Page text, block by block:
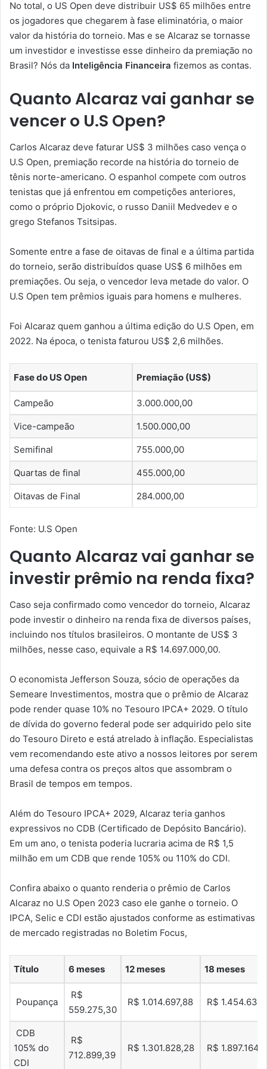
No total, o US Open deve distribuir US$ 65 milhões entre
os jogadores que chegarem à fase eliminatória, o maior
valor da história do torneio. Mas e se Alcaraz se tornasse
um investidor e investisse esse dinheiro da premiação no
Brasil? Nós da Inteligência Financeira fizemos as contas.
Quanto Alcaraz vai ganhar se
vencer o U.S Open?
Carlos Alcaraz deve faturar US$ 3 milhões caso vença o
U.S Open, premiação recorde na história do torneio de
tênis norte-americano. O espanhol compete com outros
tenistas que já enfrentou em competições anteriores,
como o próprio Djokovic, o russo Daniil Medvedev e o
grego Stefanos Tsitsipas.
Somente entre a fase de oitavas de final e a última partida
do torneio, serão distribuídos quase US$ 6 milhões em
premiações. Ou seja, o vencedor leva metade do valor. O
U.S Open tem prêmios iguais para homens e mulheres.
Foi Alcaraz quem ganhou a última edição do U.S Open, em
2022. Na época, o tenista faturou US$ 2,6 milhões.
Fase do US Open Premiação (US$)
Campeão 3.000.000,00
Vice-campeão 1.500.000,00
Semifinal 755.000,00
Quartas de final 455.000,00
Oitavas de Final 284.000,00
Fonte: U.S Open
Quanto Alcaraz vai ganhar se
investir prêmio na renda fixa?
Caso seja confirmado como vencedor do torneio, Alcaraz
pode investir o dinheiro na renda fixa de diversos países,
incluindo nos títulos brasileiros. O montante de US$ 3
milhões, nesse caso, equivale a R$ 14.697.000,00.
O economista Jefferson Souza, sócio de operações da
Semeare Investimentos, mostra que o prêmio de Alcaraz
pode render quase 10% no Tesouro IPCA+ 2029. O título
de dívida do governo federal pode ser adquirido pelo site
do Tesouro Direto e está atrelado à inflação. Especialistas
vem recomendando este ativo a nossos leitores por serem
uma defesa contra os preços altos que assombram o
Brasil de tempos em tempos.
Além do Tesouro IPCA+ 2029, Alcaraz teria ganhos
expressivos no CDB (Certificado de Depósito Bancário).
Em um ano, o tenista poderia lucraria acima de R$ 1,5
milhão em um CDB que rende 105% ou 110% do CDI.
Confira abaixo o quanto renderia o prêmio de Carlos
Alcaraz no U.S Open 2023 caso ele ganhe o torneio. O
IPCA, Selic e CDI estão ajustados conforme as estimativas
de mercado registradas no Boletim Focus,
Título 6 meses 12 meses 18 meses
Poupança
R$
559.275,30
R$ 1.014.697,88 R$
CDB
105% do
CDI
R$
712.899,39
R$ 1.301.828,28 R$